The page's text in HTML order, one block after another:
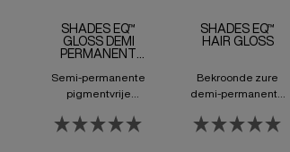
SHADES EQ™
GLOSS DEMI
PERMANENT
CONDITIONING
COLOR
Semi-permanente
pigmentvrije
zonder ammoniak
SHADES EQ™
HAIR GLOSS
Bekroonde zure
demi-permanente
verlevendigen en